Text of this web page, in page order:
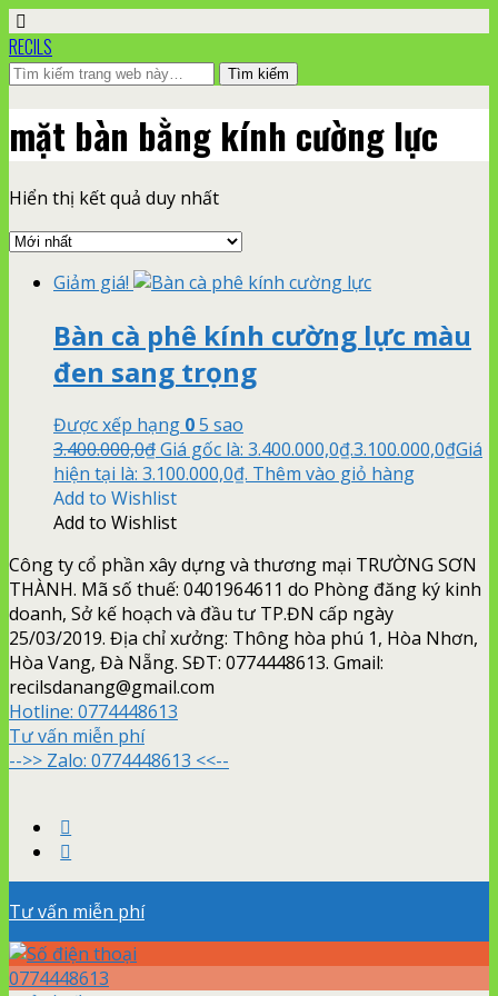
RECILS
mặt bàn bằng kính cường lực
Hiển thị kết quả duy nhất
Giảm giá!
Bàn cà phê kính cường lực màu
đen sang trọng
Được xếp hạng 05 sao
3.400.000,0₫Giá gốc là: 3.400.000,0₫.3.100.000,0₫Giá
hiện tại là: 3.100.000,0₫. Thêm vào giỏ hàng
Add to Wishlist
Add to Wishlist
Công ty cổ phần xây dựng và thương mại TRƯỜNG SƠN
THÀNH. Mã số thuế: 0401964611 do Phòng đăng ký kinh
doanh, Sở kế hoạch và đầu tư TP.ĐN cấp ngày
25/03/2019. Địa chỉ xưởng: Thông hòa phú 1, Hòa Nhơn,
Hòa Vang, Đà Nẵng. SĐT: 0774448613. Gmail:
recilsdanang@gmail.com
Hotline: 0774448613
Tư vấn miễn phí
-->> Zalo: 0774448613 <<--
Tư vấn miễn phí
0774448613